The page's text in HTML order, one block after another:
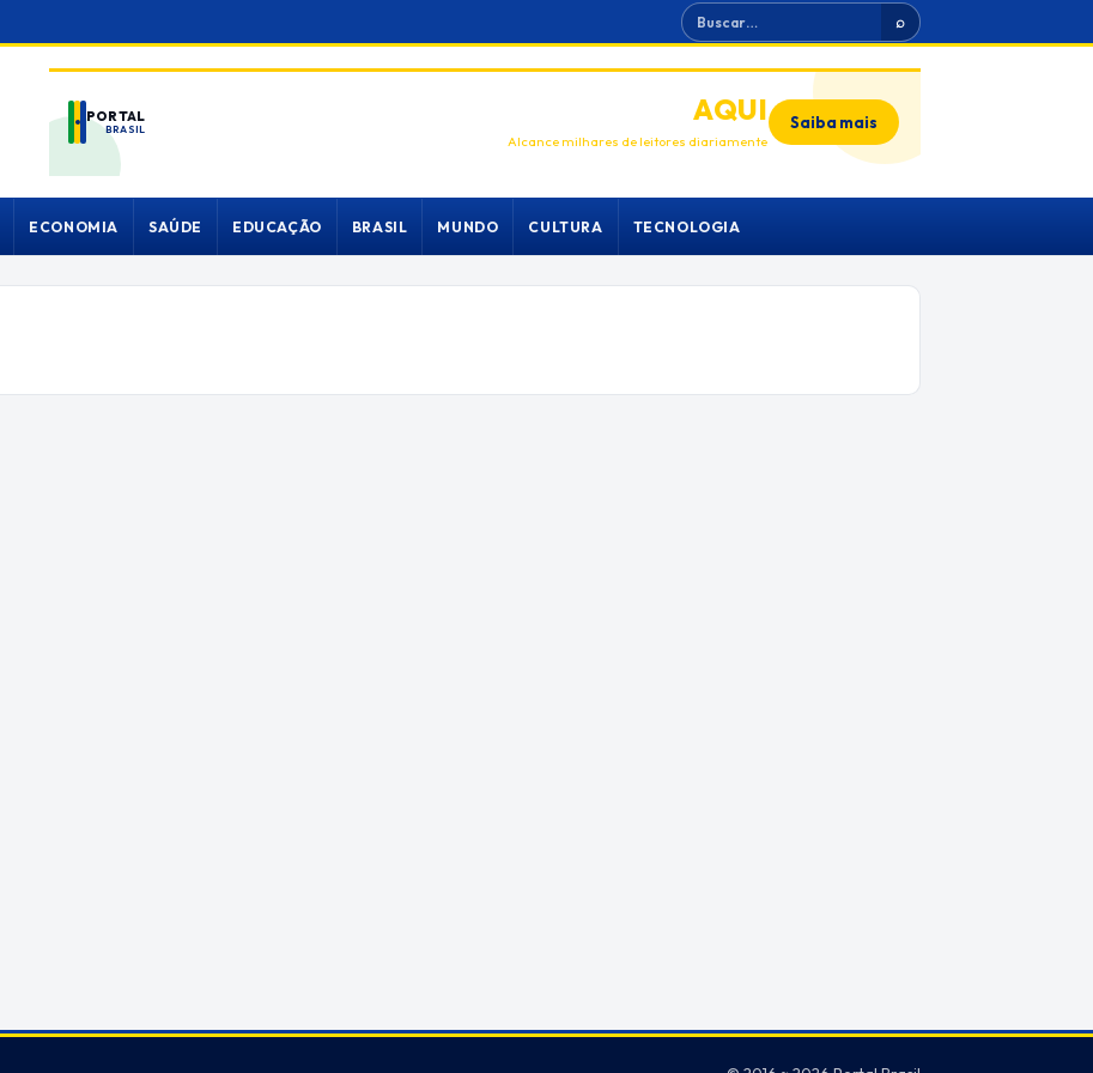
Buscar ⌕
PORTAL
BRASIL
ANUNCIEAQUI
Alcance milhares de leitores diariamente
Saiba mais
ECONOMIA SAÚDE EDUCAÇÃO BRASIL MUNDO CULTURA TECNOLOGIA